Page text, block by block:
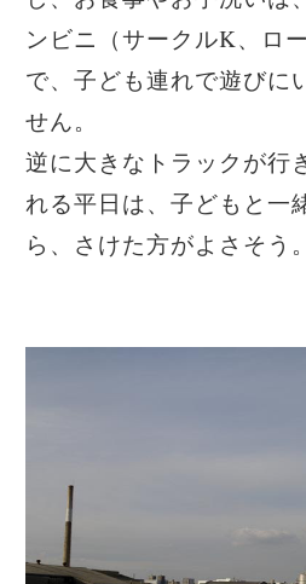
ンビニ（サークルK、ロ
で、子ども連れで遊びに
せん。
逆に大きなトラックが行
れる平日は、子どもと一
ら、さけた方がよさそう。